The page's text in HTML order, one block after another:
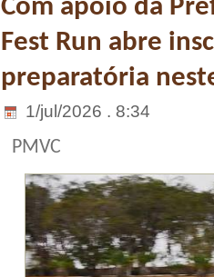
Com apoio da
Fest Run abre
preparatória
1/jul/2026 . 8:34
PMVC